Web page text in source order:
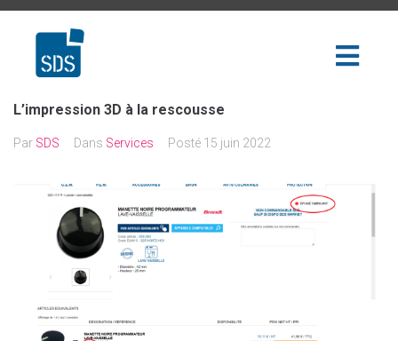
L’impression 3D à la rescousse
Par SDS Dans Services Posté 15 juin 2022